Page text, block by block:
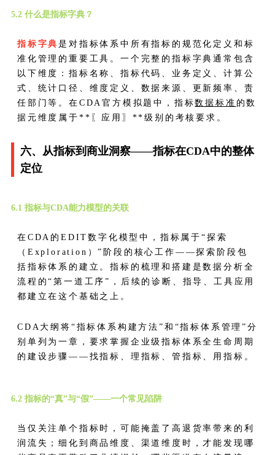
5.2 什么是指标字典？
指标字典是对指标体系中所有指标的规范化定义和标
准化管理的重要工具。一个完整的指标字典通常包含
以下维度：指标名称、指标代码、业务定义、计算公
式、统计口径、维度定义、数据来源、更新频率、责
任部门等。在CDA官方模拟题中，指标数据标准 的数
据元维度属于**〖应用〗**级别的考核要求。
六、从指标到商业洞察——指标在CDA中的整体
定位
6.1 指标与CDA能力模型的关联
在CDA的EDIT数字化模型中，指标属于“探索
（Exploration）”阶段的核心工作——探索阶段包
括指标体系的建立。指标的梳理和搭建是数据分析全
流程的“第一道工序”，后续的诊断、指导、工具应用
都建立在这个基础之上。
CDA大纲将“指标体系构建方法”和“指标体系管理”分
别单列为一章，要求掌握企业级指标体系全生命周期
的建设步骤——找指标、理指标、管指标、用指标。
6.2 指标的“真”与“假”——一个常见陷阱
当仅关注单个指标时，可能掩盖了高退货率带来的利
润流失；细化到商品维度、渠道维度时，才能发现哪